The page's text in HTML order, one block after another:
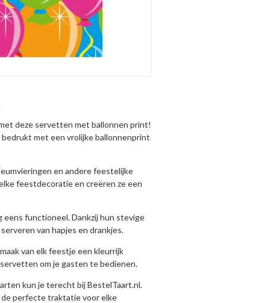
deze servetten met ballonnen print!
met een vrolijke ballonnenprint
en andere feestelijke
feestdecoratie en creëren ze een
eens functioneel. Dankzij hun stevige
van hapjes en drankjes.
van elk feestje een kleurrijk
om je gasten te bedienen.
kun je terecht bij BestelTaart.nl.
perfecte traktatie voor elke